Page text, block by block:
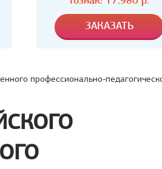
профессионально-